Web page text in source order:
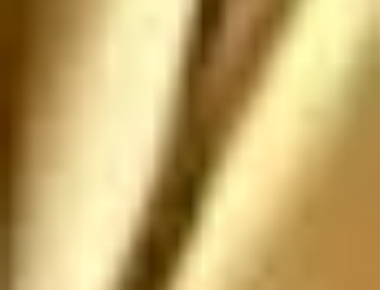
SUS propias
construcciones
paradójicas que son
más grandes de lo que
piensan
Atentamente: Satanás